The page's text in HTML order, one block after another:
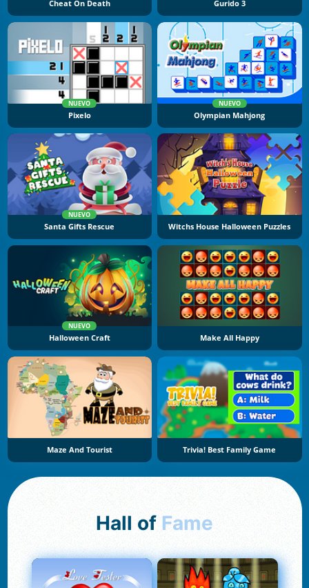
Cheat On Death Gurido 3
NUEVO
Pixelo
NUEVO
Olympian Mahjong
NUEVO
Santa Gifts Rescue Witchs House Halloween Puzzles
NUEVO
Halloween Craft Make All Happy
Maze And Tourist Trivia! Best Family Game
Hall of Fame